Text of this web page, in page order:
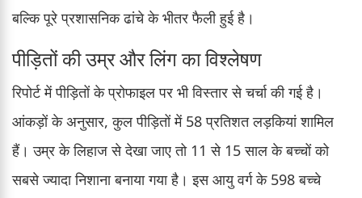
बल्कि पूरे प्रशासनिक ढांचे के भीतर फैली हुई है।
पीड़ितों की उम्र और लिंग का विश्लेषण
रिपोर्ट में पीड़ितों के प्रोफाइल पर भी विस्तार से चर्चा की गई है।
आंकड़ों के अनुसार, कुल पीड़ितों में 58 प्रतिशत लड़कियां शामिल
हैं। उम्र के लिहाज से देखा जाए तो 11 से 15 साल के बच्चों को
सबसे ज्यादा निशाना बनाया गया है। इस आयु वर्ग के 598 बच्चे